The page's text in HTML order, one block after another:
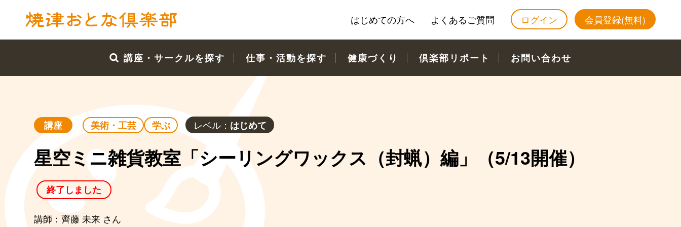
はじめての方へ よくあるご質問 ログイン 会員登録(無料)
講座・サークルを探す 仕事・活動を探す 健康づくり 倶楽部リポート お問い合わせ
講座 美術・工芸 学ぶ レベル： はじめて
星空ミニ雑貨教室「シーリングワックス（封蝋）編」（5/13開催）
終了しました
講師：齊藤 未来 さん